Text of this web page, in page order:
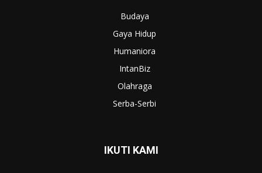
Budaya
Gaya Hidup
Humaniora
IntanBiz
Olahraga
Serba-Serbi
IKUTI KAMI